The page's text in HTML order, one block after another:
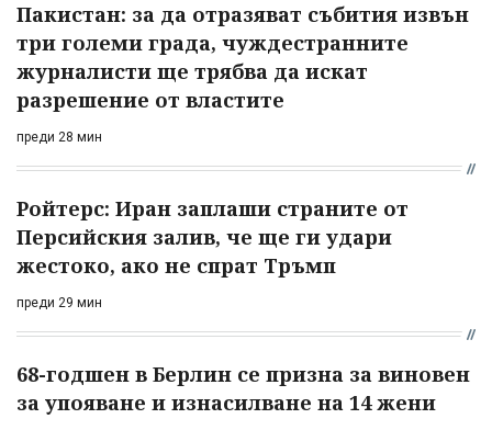
Пакистан: за да отразяват събития извън
три големи града, чуждестранните
журналисти ще трябва да искат
разрешение от властите
преди 28 мин
Ройтерс: Иран заплаши страните от
Персийския залив, че ще ги удари
жестоко, ако не спрат Тръмп
преди 29 мин
68-годшен в Берлин се призна за виновен
за упояване и изнасилване на 14 жени